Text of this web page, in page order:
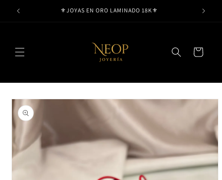
directamente
⚜️JOYAS EN ORO LAMINADO 18K⚜️
Carrito
directamente
a la
información
del producto